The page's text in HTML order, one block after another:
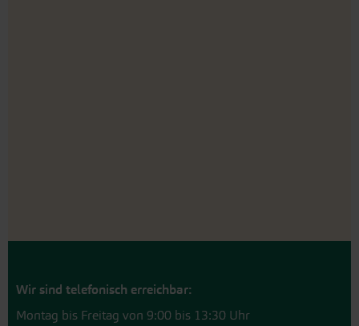
Wir sind telefonisch erreichbar:
Montag bis Freitag von 9:00 bis 13:30 Uhr